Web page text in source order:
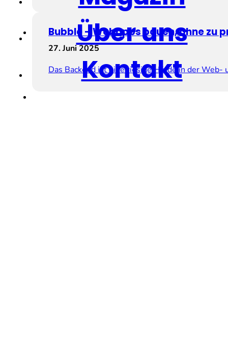
Über uns
Kontakt
Bubble – Webapps bauen, ohne zu
27. Juni 2025
Das Backend ist eine riesige Hürde in der